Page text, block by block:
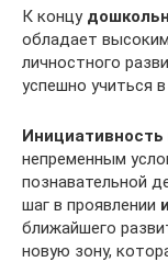
К концу
обладает
личностного
успешно учиться
Инициативность
непременным
познавательной
шаг в проявлении
ближайшего
новую зону,